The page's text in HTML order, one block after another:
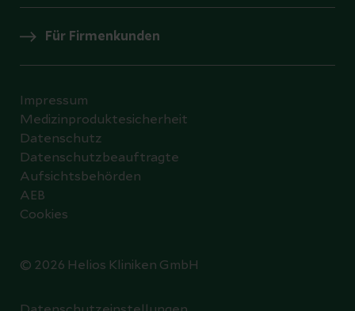
Für Firmenkunden
© 2026 Helios Kliniken GmbH
Impressum
Medizinproduktesicherheit
Datenschutz
Datenschutzbeauftragte
Aufsichtsbehörden
AEB
Cookies